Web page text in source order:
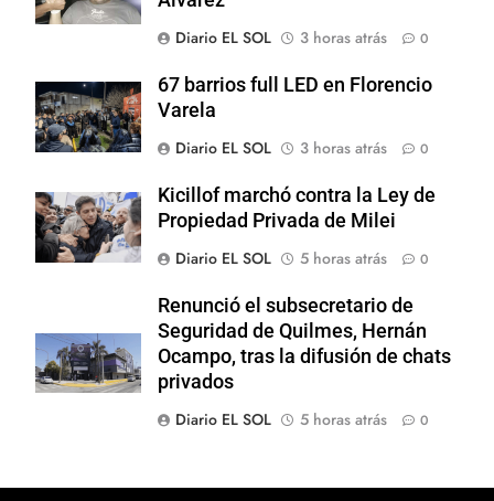
Diario EL SOL
3 horas atrás 0
67 barrios full LED en Florencio
Varela
Diario EL SOL
3 horas atrás 0
Kicillof marchó contra la Ley de
Propiedad Privada de Milei
Diario EL SOL
5 horas atrás 0
Renunció el subsecretario de
Seguridad de Quilmes, Hernán
Ocampo, tras la difusión de chats
privados
Diario EL SOL
5 horas atrás 0